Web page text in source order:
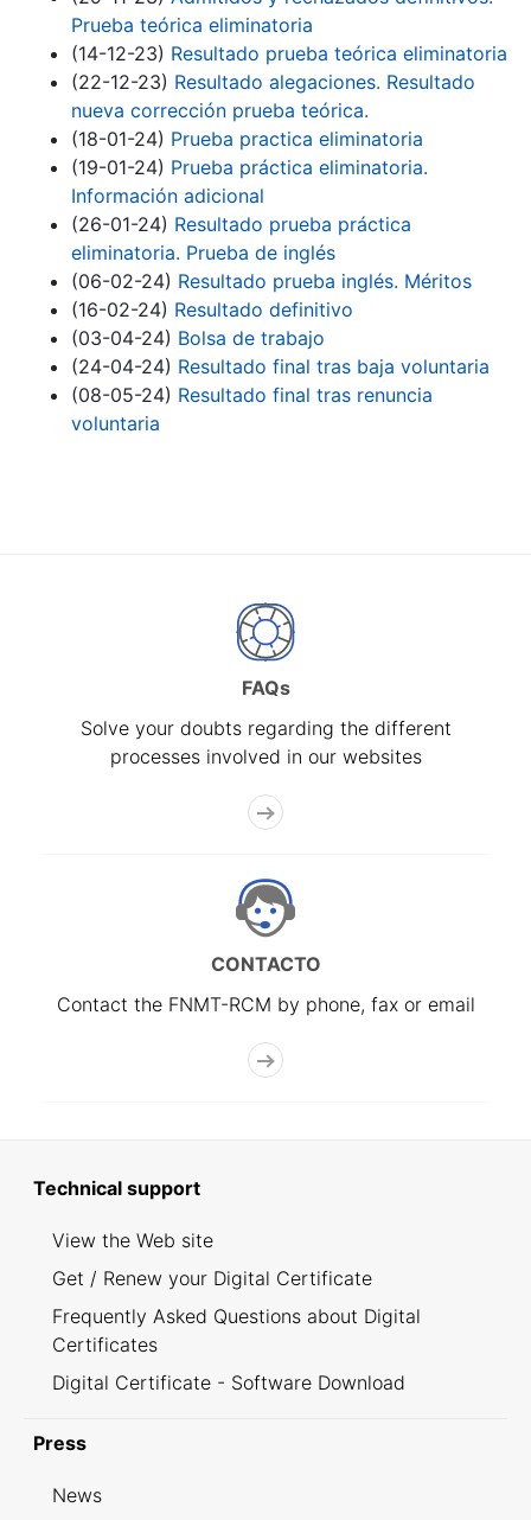
Prueba teórica eliminatoria
(14-12-23) Resultado prueba teórica eliminatoria
(22-12-23) Resultado alegaciones. Resultado
nueva corrección prueba teórica.
(18-01-24) Prueba practica eliminatoria
(19-01-24) Prueba práctica eliminatoria.
Información adicional
(26-01-24) Resultado prueba práctica
eliminatoria. Prueba de inglés
(06-02-24) Resultado prueba inglés. Méritos
(16-02-24) Resultado definitivo
(03-04-24) Bolsa de trabajo
(24-04-24) Resultado final tras baja voluntaria
(08-05-24) Resultado final tras renuncia
voluntaria
FAQs
Solve your doubts regarding the different
processes involved in our websites
CONTACTO
Contact the FNMT-RCM by phone, fax or email
Technical support
View the Web site
Get / Renew your Digital Certificate
Frequently Asked Questions about Digital
Certificates
Digital Certificate - Software Download
Press
News